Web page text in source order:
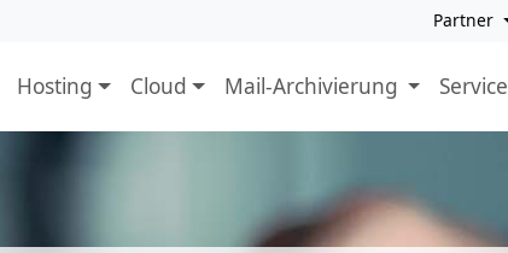
Partner
Hosting Cloud Mail-Archivierung Service